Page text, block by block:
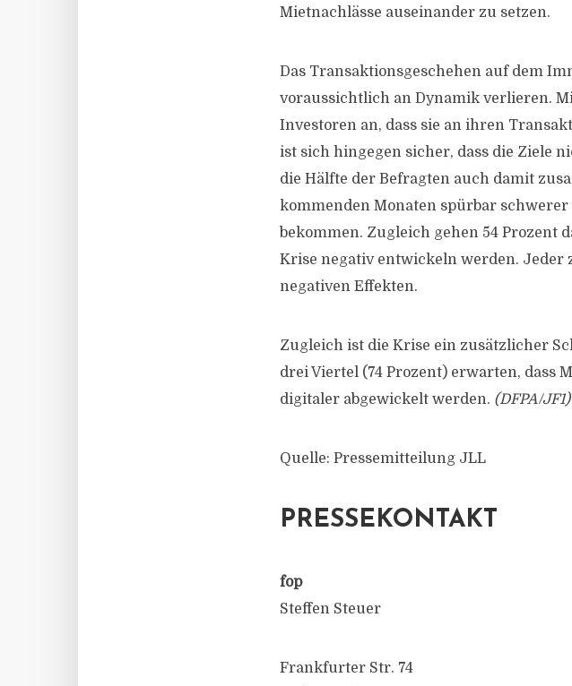
Mietnachlässe auseinander zu setzen.
Das Transaktionsgeschehen auf dem
voraussichtlich an Dynamik verlieren.
Investoren an, dass sie an ihren
ist sich hingegen sicher, dass die Ziele
die Hälfte der Befragten auch damit
kommenden Monaten spürbar
bekommen. Zugleich gehen 54 Prozent
Krise negativ entwickeln werden. Jeder
negativen Effekten.
Zugleich ist die Krise ein zusätzlicher
drei Viertel (74 Prozent) erwarten,
digitaler abgewickelt werden. (DFPA/JF1)
Quelle: Pressemitteilung JLL
PRESSEKONTAKT
fop
Steffen Steuer
Frankfurter Str. 74